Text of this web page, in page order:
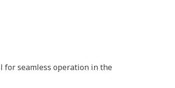
for seamless operation in the